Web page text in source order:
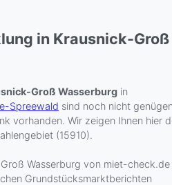
in Krausnick-Groß
Groß Wasserburg in
Spreewald sind noch nicht
vorhanden. Wir zeigen Ihnen hier
(15910).
Wasserburg von miet-check.de
Grundstücksmarktberichten